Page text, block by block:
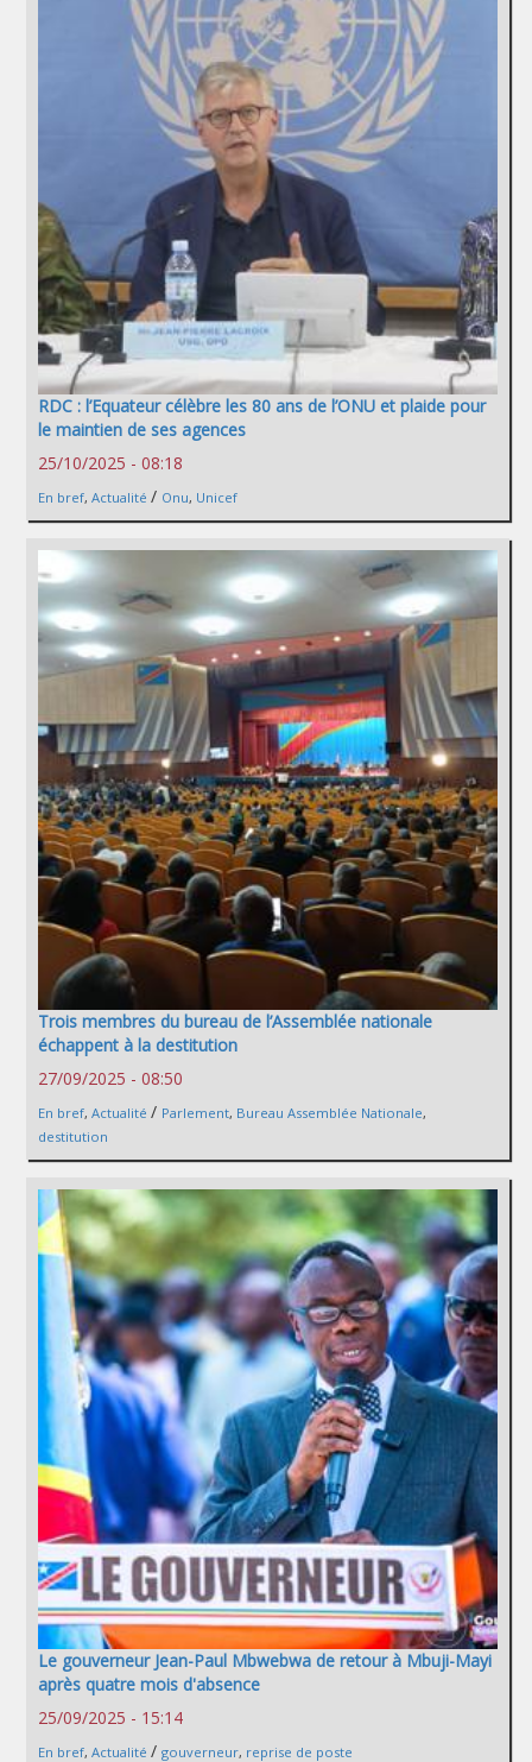
RDC : l’Equateur célèbre les 80 ans de l’ONU et plaide pour
le maintien de ses agences
25/10/2025 - 08:18
En bref, Actualité / Onu, Unicef
Trois membres du bureau de l’Assemblée nationale
échappent à la destitution
27/09/2025 - 08:50
En bref, Actualité / Parlement, Bureau Assemblée Nationale,
destitution
Le gouverneur Jean-Paul Mbwebwa de retour à Mbuji-Mayi
après quatre mois d'absence
25/09/2025 - 15:14
En bref, Actualité / gouverneur, reprise de poste